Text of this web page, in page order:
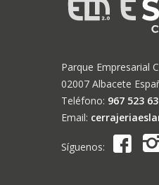
Parque Empresarial
02007 Albacete
Teléfono: 967 523
Email:
Síguenos: